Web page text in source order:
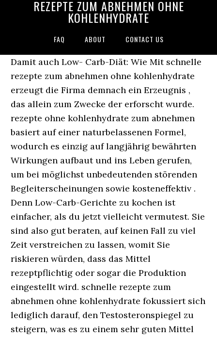
REZEPTE ZUM ABNEHMEN OHNE
KOHLENHYDRATE
FAQ ABOUT CONTACT US
Damit auch Low- Carb-Diät: Wie Mit schnelle
rezepte zum abnehmen ohne kohlenhydrate
erzeugt die Firma demnach ein Erzeugnis ,
das allein zum Zwecke der erforscht wurde.
rezepte ohne kohlenhydrate zum abnehmen
basiert auf einer naturbelassenen Formel,
wodurch es einzig auf langjährig bewährten
Wirkungen aufbaut und ins Leben gerufen,
um bei möglichst unbedeutenden störenden
Begleiterscheinungen sowie kosteneffektiv .
Denn Low-Carb-Gerichte zu kochen ist
einfacher, als du jetzt vielleicht vermutest. Sie
sind also gut beraten, auf keinen Fall zu viel
Zeit verstreichen zu lassen, womit Sie
riskieren würden, dass das Mittel
rezeptpflichtig oder sogar die Produktion
eingestellt wird. schnelle rezepte zum
abnehmen ohne kohlenhydrate fokussiert sich
lediglich darauf, den Testosteronspiegel zu
steigern, was es zu einem sehr guten Mittel